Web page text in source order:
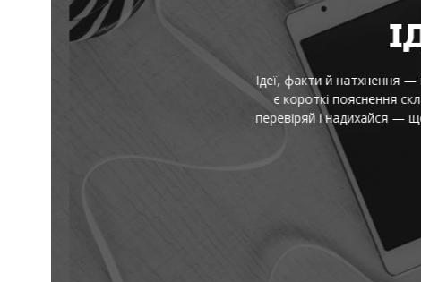
Ідеї, факти й натхнення — це
є короткі пояснення
перевіряй і надихайся —